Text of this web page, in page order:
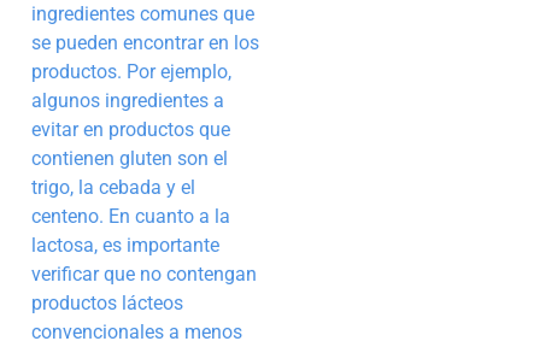
ingredientes comunes que
se pueden encontrar en los
productos. Por ejemplo,
algunos ingredientes a
evitar en productos que
contienen gluten son el
trigo, la cebada y el
centeno. En cuanto a la
lactosa, es importante
verificar que no contengan
productos lácteos
convencionales a menos